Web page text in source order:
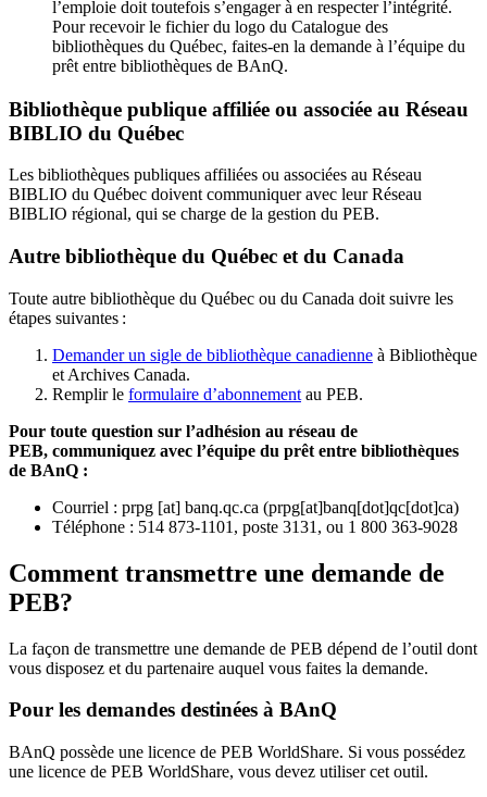
l’emploie doit toutefois s’engager à en respecter l’intégrité.
Pour recevoir le fichier du logo du Catalogue des
bibliothèques du Québec, faites-en la demande à l’équipe du
prêt entre bibliothèques de BAnQ.
Bibliothèque publique affiliée ou associée au Réseau
BIBLIO du Québec
Les bibliothèques publiques affiliées ou associées au Réseau
BIBLIO du Québec doivent communiquer avec leur Réseau
BIBLIO régional, qui se charge de la gestion du PEB.
Autre bibliothèque du Québec et du Canada
Toute autre bibliothèque du Québec ou du Canada doit suivre les
étapes suivantes :
Demander un sigle de bibliothèque canadienne à Bibliothèque
et Archives Canada.
Remplir le formulaire d’abonnement au PEB.
Pour toute question sur l’adhésion au réseau de
PEB, communiquez avec l’équipe du prêt entre bibliothèques
de BAnQ :
Courriel : prpg [at] banq.qc.ca (prpg[at]banq[dot]qc[dot]ca)
Téléphone : 514 873-1101, poste 3131, ou 1 800 363-9028
Comment transmettre une demande de
PEB?
La façon de transmettre une demande de PEB dépend de l’outil dont
vous disposez et du partenaire auquel vous faites la demande.
Pour les demandes destinées à BAnQ
BAnQ possède une licence de PEB WorldShare. Si vous possédez
une licence de PEB WorldShare, vous devez utiliser cet outil.